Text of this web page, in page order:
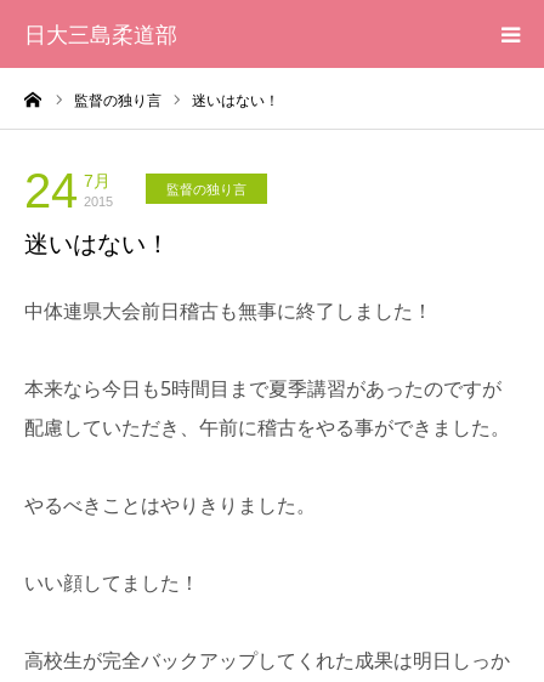
日大三島柔道部
監督の独り言 迷いはない！
24 7月
2015
監督の独り言
迷いはない！
中体連県大会前日稽古も無事に終了しました！
本来なら今日も5時間目まで夏季講習があったのですが
配慮していただき、午前に稽古をやる事ができました。
やるべきことはやりきりました。
いい顔してました！
高校生が完全バックアップしてくれた成果は明日しっか
HOME
柔道部 紹介
ブログ
大会記録
写真集